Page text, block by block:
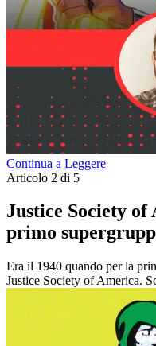
Continua a Leggere
Articolo 2 di 5
Justice Society
primo
Era il 1940 quando per la
Justice Society of America.